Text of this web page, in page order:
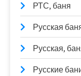
РТС, баня
Русская
Русская,
Русские